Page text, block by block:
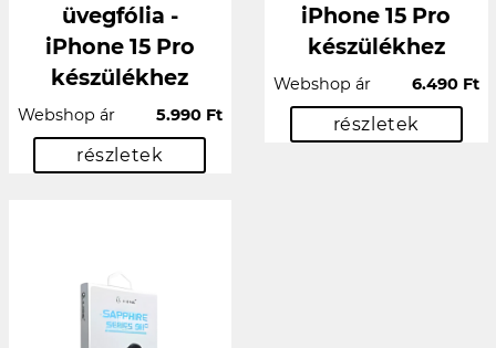
üvegfólia -
iPhone 15 Pro
készülékhez
Webshop ár 5.990 Ft
részletek
iPhone 15 Pro
készülékhez
Webshop ár 6.490 Ft
részletek